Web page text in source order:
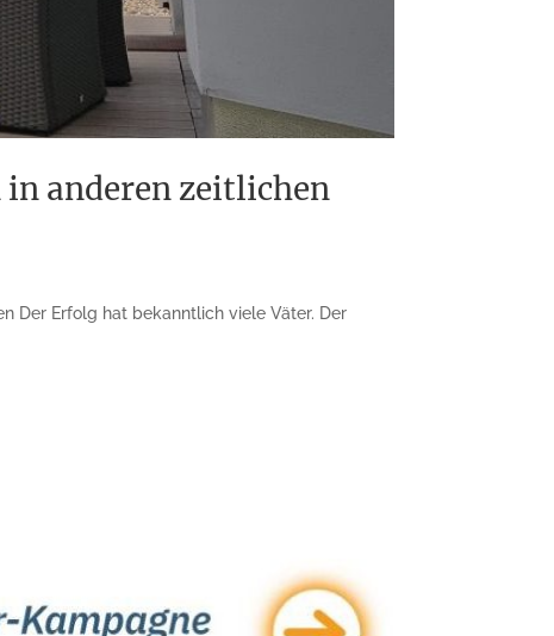
in anderen zeitlichen
Der Erfolg hat bekanntlich viele Väter. Der